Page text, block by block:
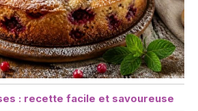
: recette facile et savoureuse